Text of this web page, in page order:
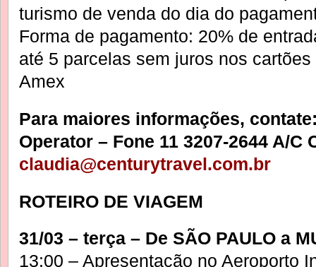
turismo de venda do dia do
Forma de pagamento: 20% de
até 5 parcelas sem juros nos
Amex
Para maiores informações,
Operator – Fone 11 3207-2644 A/C
claudia@centurytravel.com.br
ROTEIRO DE VIAGEM
31/03 – terça – De SÃO PAULO a
13:00 – Apresentação no Aeroporto